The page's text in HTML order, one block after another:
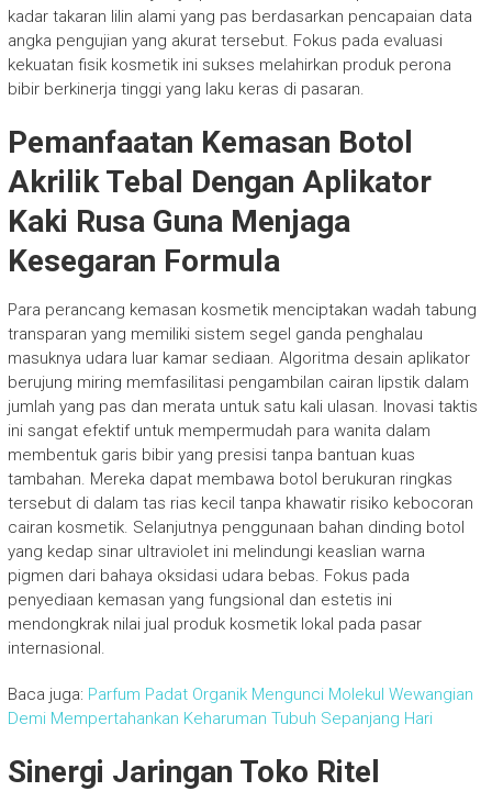
kadar takaran lilin alami yang pas berdasarkan pencapaian data
angka pengujian yang akurat tersebut. Fokus pada evaluasi
kekuatan fisik kosmetik ini sukses melahirkan produk perona
bibir berkinerja tinggi yang laku keras di pasaran.
Pemanfaatan Kemasan Botol
Akrilik Tebal Dengan Aplikator
Kaki Rusa Guna Menjaga
Kesegaran Formula
Para perancang kemasan kosmetik menciptakan wadah tabung
transparan yang memiliki sistem segel ganda penghalau
masuknya udara luar kamar sediaan. Algoritma desain aplikator
berujung miring memfasilitasi pengambilan cairan lipstik dalam
jumlah yang pas dan merata untuk satu kali ulasan. Inovasi taktis
ini sangat efektif untuk mempermudah para wanita dalam
membentuk garis bibir yang presisi tanpa bantuan kuas
tambahan. Mereka dapat membawa botol berukuran ringkas
tersebut di dalam tas rias kecil tanpa khawatir risiko kebocoran
cairan kosmetik. Selanjutnya penggunaan bahan dinding botol
yang kedap sinar ultraviolet ini melindungi keaslian warna
pigmen dari bahaya oksidasi udara bebas. Fokus pada
penyediaan kemasan yang fungsional dan estetis ini
mendongkrak nilai jual produk kosmetik lokal pada pasar
internasional.
Baca juga: Parfum Padat Organik Mengunci Molekul Wewangian
Demi Mempertahankan Keharuman Tubuh Sepanjang Hari
Sinergi Jaringan Toko Ritel